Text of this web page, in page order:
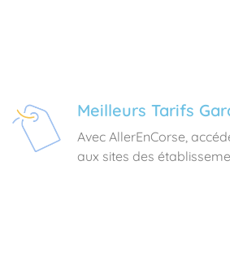
Meilleurs Tarifs
Avec AllerEnCorse,
aux sites des